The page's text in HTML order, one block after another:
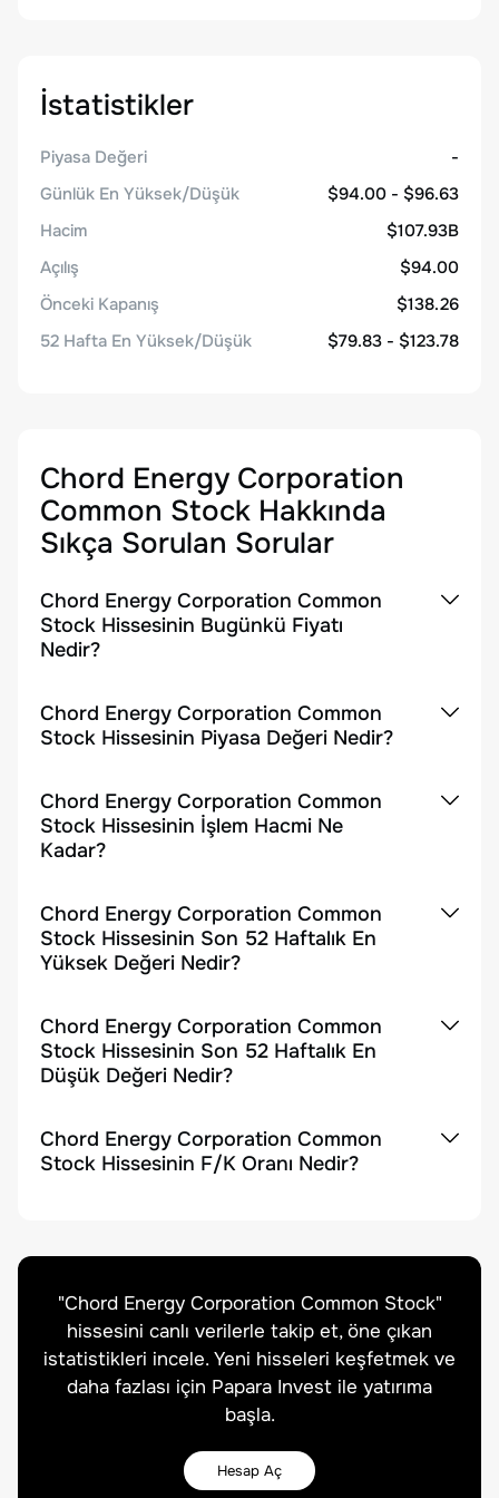
İstatistikler
Piyasa Değeri
-
Günlük En Yüksek/Düşük
$94.00 - $96.63
Hacim
$107.93B
Açılış
$94.00
Önceki Kapanış
$138.26
52 Hafta En Yüksek/Düşük
$79.83 - $123.78
Chord Energy Corporation
Common Stock Hakkında
Sıkça Sorulan Sorular
Chord Energy Corporation Common
Stock Hissesinin Bugünkü Fiyatı
Nedir?
Chord Energy Corporation Common
Stock Hissesinin Piyasa Değeri Nedir?
Chord Energy Corporation Common
Stock Hissesinin İşlem Hacmi Ne
Kadar?
Chord Energy Corporation Common
Stock Hissesinin Son 52 Haftalık En
Yüksek Değeri Nedir?
Chord Energy Corporation Common
Stock Hissesinin Son 52 Haftalık En
Düşük Değeri Nedir?
Chord Energy Corporation Common
Stock Hissesinin F/K Oranı Nedir?
"Chord Energy Corporation Common Stock"
hissesini canlı verilerle takip et, öne çıkan
istatistikleri incele. Yeni hisseleri keşfetmek ve
daha fazlası için Papara Invest ile yatırıma
başla.
Hesap Aç